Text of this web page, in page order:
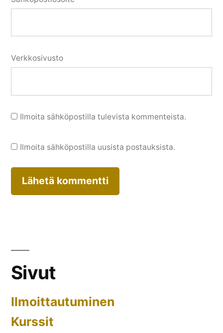
Verkkosivusto
Ilmoita sähköpostilla tulevista kommenteista.
Ilmoita sähköpostilla uusista postauksista.
Sivut
Ilmoittautuminen
Kurssit